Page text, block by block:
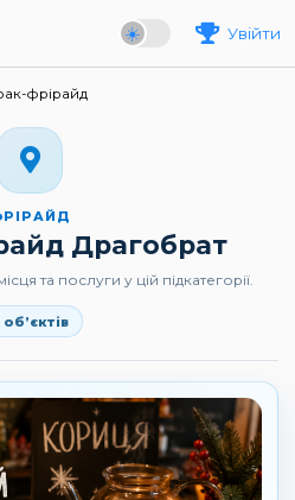
Увійти
фрірайд
Драгобрат
та послуги у цій підкатегорії.
об’єктів